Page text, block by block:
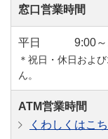
窓口営業時間
平日 9:00
＊祝日・休日およ
ん。
ATM営業時間
くわしくはこ